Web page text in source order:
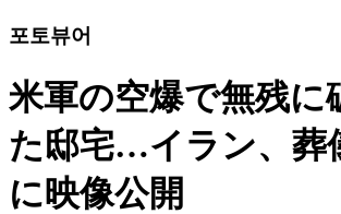
포토뷰어
米軍の空爆で無残に
た邸宅…イラン、葬
に映像公開